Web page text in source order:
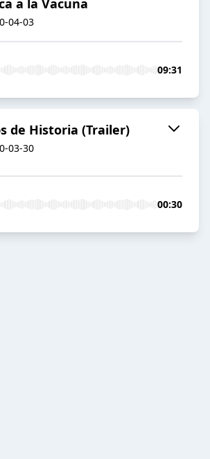
a la Vacuna
04-03
09:31
de Historia (Trailer)
03-30
00:30